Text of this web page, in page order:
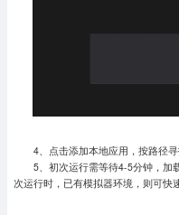
4、点击添加本地应用，按路径
5、初次运行需等待4-5分钟，加
次运行时，已有模拟器环境，则可快